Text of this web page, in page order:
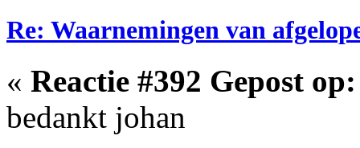
Re: Waarnemingen van
« Reactie #392 Gepost op:
bedankt johan